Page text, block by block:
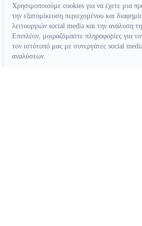
Χρησιμοποιούμε cookies για να έχετε μια
την εξατομίκευση περιεχομένου και
λειτουργιών social media και την ανάλυση
Επιπλέον, μοιραζόμαστε πληροφορίες για
τον ιστότοπό μας με συνεργάτες social
αναλύσεων.